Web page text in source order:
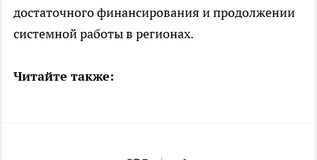
достаточного финансирования и продолжении
системной работы в регионах.
Читайте также: